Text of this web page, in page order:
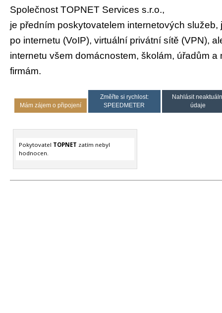
Společnost TOPNET Services s.r.o.,
je předním poskytovatelem internetových služeb,
po internetu (VoIP), virtuální privátní sítě (VPN),
internetu všem domácnostem, školám, úřadům a
firmám.
Mám zájem o připojení
Změřte si rychlost:
SPEEDMETER
Nahlásit
údaje
Pokytovatel TOPNET zatím nebyl
hodnocen.